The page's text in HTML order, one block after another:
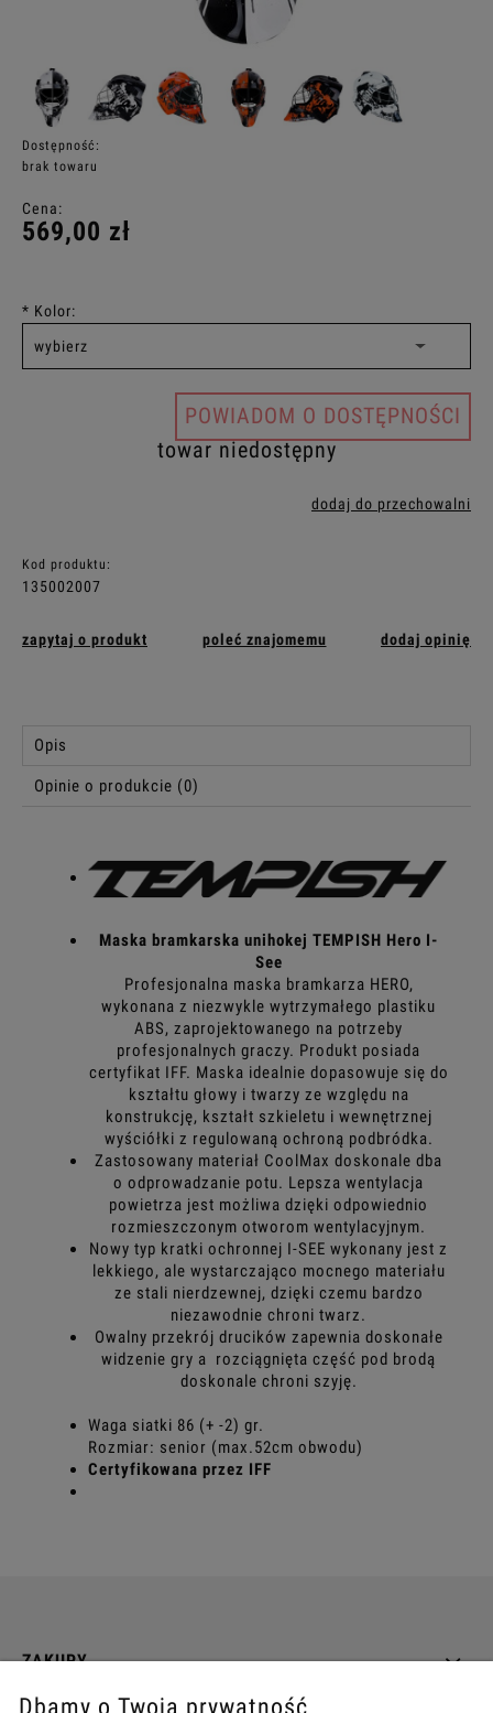
Dostępność:
brak towaru
Cena:
569,00 zł
* Kolor:
POWIADOM O DOSTĘPNOŚCI
towar niedostępny
dodaj do przechowalni
Kod produktu:
135002007
zapytaj o produkt poleć znajomemu dodaj opinię
Opis
Opinie o produkcie (0)
Maska bramkarska unihokej TEMPISH Hero I-
See
Profesjonalna maska bramkarza HERO,
wykonana z niezwykle wytrzymałego plastiku
ABS, zaprojektowanego na potrzeby
profesjonalnych graczy. Produkt posiada
certyfikat IFF. Maska idealnie dopasowuje się do
kształtu głowy i twarzy ze względu na
konstrukcję, kształt szkieletu i wewnętrznej
wyściółki z regulowaną ochroną podbródka.
Zastosowany materiał CoolMax doskonale dba
o odprowadzanie potu. Lepsza wentylacja
powietrza jest możliwa dzięki odpowiednio
rozmieszczonym otworom wentylacyjnym.
Nowy typ kratki ochronnej I-SEE wykonany jest z
lekkiego, ale wystarczająco mocnego materiału
ze stali nierdzewnej, dzięki czemu bardzo
niezawodnie chroni twarz.
Owalny przekrój drucików zapewnia doskonałe
widzenie gry a rozciągnięta część pod brodą
doskonale chroni szyję.
Waga siatki 86 (+ -2) gr.
Rozmiar: senior (max.52cm obwodu)
Certyfikowana przez IFF
ZAKUPY
Dbamy o Twoją prywatność